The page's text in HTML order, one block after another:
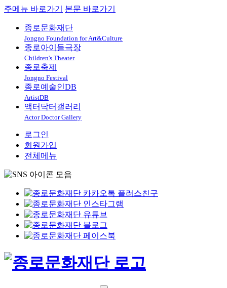
주메뉴 바로가기 본문 바로가기
종로문화재단
Jongno Foundation for Art&Culture
종로아이들극장
Children's Theater
종로축제
Jongno Festival
종로예술인DB
ArtistDB
액터닥터갤러리
Actor Doctor Gallery
로그인
회원가입
전체메뉴